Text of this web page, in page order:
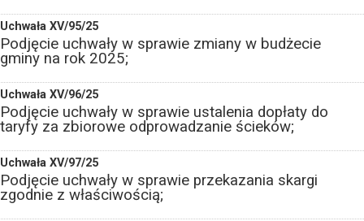
Uchwała XV/95/25
Podjęcie uchwały w sprawie zmiany w budżecie
gminy na rok 2025;
Uchwała XV/96/25
Podjęcie uchwały w sprawie ustalenia dopłaty do
taryfy za zbiorowe odprowadzanie ścieków;
Uchwała XV/97/25
Podjęcie uchwały w sprawie przekazania skargi
zgodnie z właściwością;